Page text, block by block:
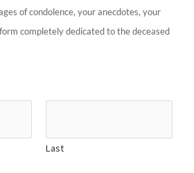
of condolence, your anecdotes, your
completely dedicated to the deceased
Last